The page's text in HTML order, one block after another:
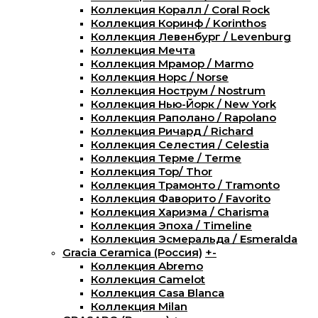
Коллекция Коралл / Coral Rock
Коллекция Коринф / Korinthos
Коллекция Левенбург / Levenburg
Коллекция Мечта
Коллекция Мрамор / Marmo
Коллекция Норс / Norse
Коллекция Нострум / Nostrum
Коллекция Нью-Йорк / New York
Коллекция Раполано / Rapolano
Коллекция Ричард / Richard
Коллекция Селестия / Celestia
Коллекция Терме / Terme
Коллекция Тор/ Thor
Коллекция Трамонто / Tramonto
Коллекция Фаворито / Favorito
Коллекция Харизма / Charisma
Коллекция Эпоха / Timeline
Коллекция Эсмеральда / Esmeralda
Gracia Ceramica (Россия) +-
Коллекция Abremo
Коллекция Camelot
Коллекция Casa Blanca
Коллекция Milan